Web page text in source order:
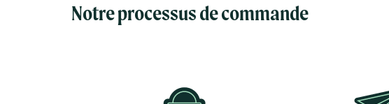
Notre processus de commande